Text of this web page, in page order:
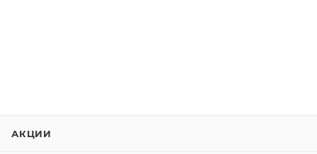
АКЦИИ